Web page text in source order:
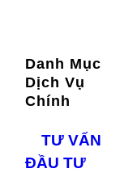
Danh Mục
Dịch Vụ
Chính
TƯ VẤN
ĐẦU TƯ